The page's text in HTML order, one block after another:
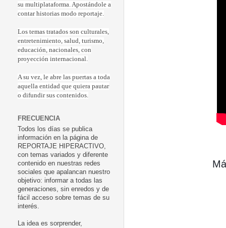
su multiplataforma. Apostándole a
contar historias modo reportaje.
Los temas tratados son culturales,
entretenimiento, salud, turismo,
educación, nacionales, con
proyección internacional.
A su vez, le abre las puertas a toda
aquella entidad que quiera pautar
o difundir sus contenidos.
FRECUENCIA
Todos los días se publica
información en la página de
REPORTAJE HIPERACTIVO,
con temas variados y diferente
contenido en nuestras redes
sociales que apalancan nuestro
objetivo: informar a todas las
generaciones, sin enredos y de
fácil acceso sobre temas de su
interés.
La idea es sorprender,